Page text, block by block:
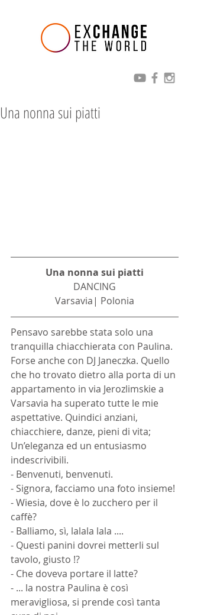
Una nonna sui piatti
Una nonna sui piatti
DANCING
Varsavia| Polonia
Pensavo sarebbe stata solo una
tranquilla chiacchierata con Paulina.
Forse anche con DJ Janeczka. Quello
che ho trovato dietro alla porta di un
appartamento in via Jerozlimskie a
Varsavia ha superato tutte le mie
aspettative. Quindici anziani,
chiacchiere, danze, pieni di vita;
Un’eleganza ed un entusiasmo
indescrivibili.
- Benvenuti, benvenuti.
- Signora, facciamo una foto insieme!
- Wiesia, dove è lo zucchero per il
caffè?
- Balliamo, sì, lalala lala ....
- Questi panini dovrei metterli sul
tavolo, giusto !?
- Che doveva portare il latte?
- ... la nostra Paulina è così
meravigliosa, si prende così tanta